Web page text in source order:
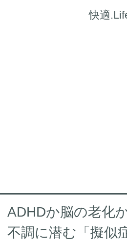
快適
ADHDか脳の老化
不調に潜む「擬似